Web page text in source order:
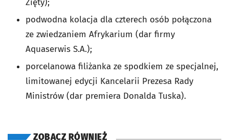
Zięty);
podwodna kolacja dla czterech osób połączona
ze zwiedzaniem Afrykarium (dar firmy
Aquaserwis S.A.);
porcelanowa filiżanka ze spodkiem ze specjalnej,
limitowanej edycji Kancelarii Prezesa Rady
Ministrów (dar premiera Donalda Tuska).
ZOBACZ RÓWNIEŻ